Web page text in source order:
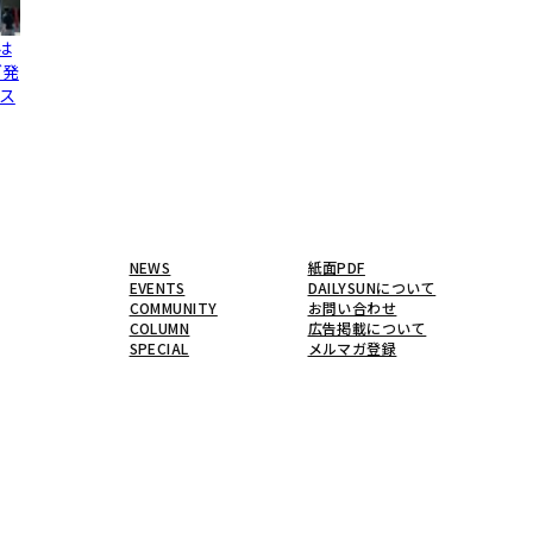
NEWS
EVENTS
COMMUNITY
COLUMN
SPECIAL
紙面PDF
DAILYSUNについて
お問い合わせ
広告掲載について
メルマガ登録